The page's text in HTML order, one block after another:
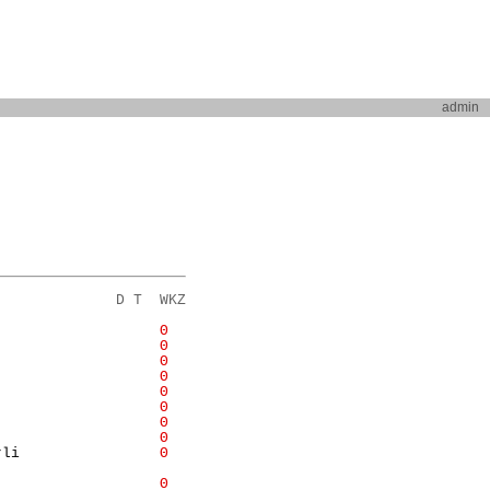
admin
D T  WKZ
Schauenburg
Θ
Effretikon
Θ
Bruederholz
Θ
Θ
Θ
Amden
Θ
Amden
Θ
Schafmatt
Θ
Esterli
Θ
Schmidwald
Θ